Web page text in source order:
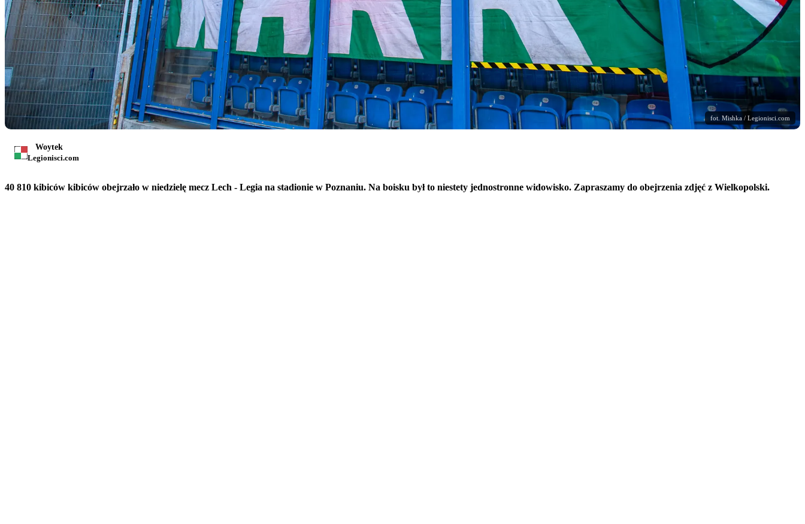
fot. Mishka / Legionisci.com
Woytek
Legionisci.com
40 810 kibiców kibiców obejrzało w niedzielę mecz Lech - Legia na stadionie w Poznaniu. Na boisku był to niestety jednostronne widowisko. Zapraszamy do obejrzenia zdjęć z Wielkopolski.